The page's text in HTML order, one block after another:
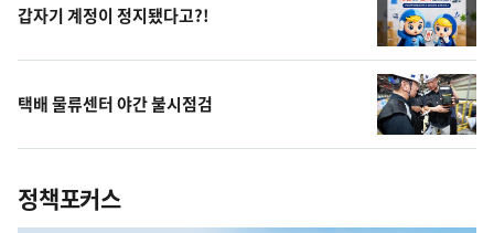
갑자기 계정이 정지됐다고?!
택배 물류센터 야간 불시점검
정책포커스